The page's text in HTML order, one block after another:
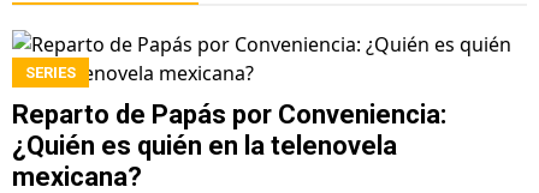
SERIES
Reparto de Papás por Conveniencia:
¿Quién es quién en la telenovela
mexicana?